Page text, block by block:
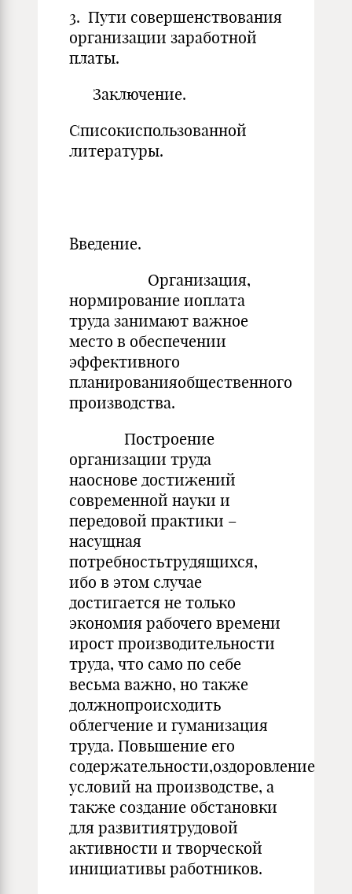
3. Пути совершенствования
организации заработной
платы.
Заключение.
Списокиспользованной
литературы.
Введение.
Организация,
нормирование иоплата
труда занимают важное
место в обеспечении
эффективного
планированияобщественного
производства.
Построение
организации труда
наоснове достижений
современной науки и
передовой практики –
насущная
потребностьтрудящихся,
ибо в этом случае
достигается не только
экономия рабочего времени
ирост производительности
труда, что само по себе
весьма важно, но также
должнопроисходить
облегчение и гуманизация
труда. Повышение его
содержательности,оздоровление
условий на производстве, а
также создание обстановки
для развитиятрудовой
активности и творческой
инициативы работников.